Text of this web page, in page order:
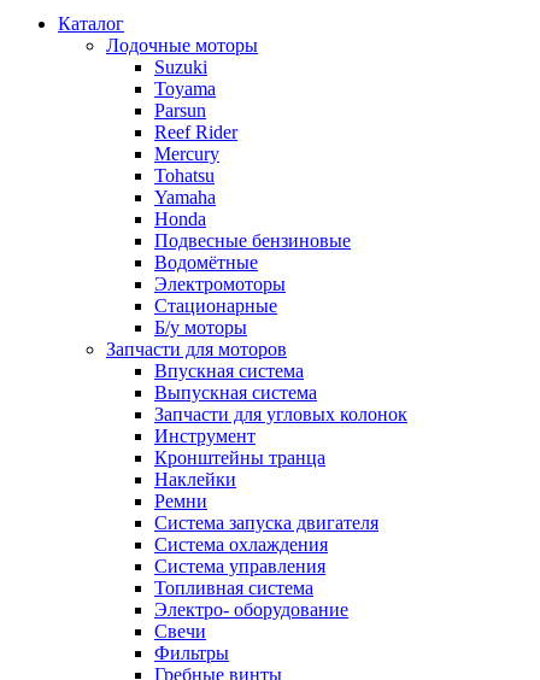
Каталог
Лодочные моторы
Suzuki
Toyama
Parsun
Reef Rider
Mercury
Tohatsu
Yamaha
Honda
Подвесные бензиновые
Водомётные
Электромоторы
Стационарные
Б/у моторы
Запчасти для моторов
Впускная система
Выпускная система
Запчасти для угловых колонок
Инструмент
Кронштейны транца
Наклейки
Ремни
Система запуска двигателя
Система охлаждения
Система управления
Топливная система
Электро- оборудование
Свечи
Фильтры
Гребные винты